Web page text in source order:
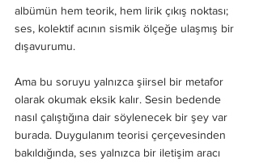
albümün hem teorik, hem lirik çıkış noktası;
ses, kolektif acının sismik ölçeğe ulaşmış bir
dışavurumu.
Ama bu soruyu yalnızca şiirsel bir metafor
olarak okumak eksik kalır. Sesin bedende
nasıl çalıştığına dair söylenecek bir şey var
burada. Duygulanım teorisi çerçevesinden
bakıldığında, ses yalnızca bir iletişim aracı